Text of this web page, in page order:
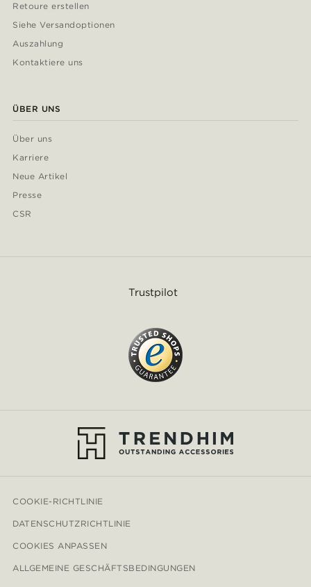
Retoure erstellen
Siehe Versandoptionen
Auszahlung
Kontaktiere uns
ÜBER UNS
Über uns
Karriere
Neue Artikel
Presse
CSR
Trustpilot
COOKIE-RICHTLINIE
DATENSCHUTZRICHTLINIE
COOKIES ANPASSEN
ALLGEMEINE GESCHÄFTSBEDINGUNGEN